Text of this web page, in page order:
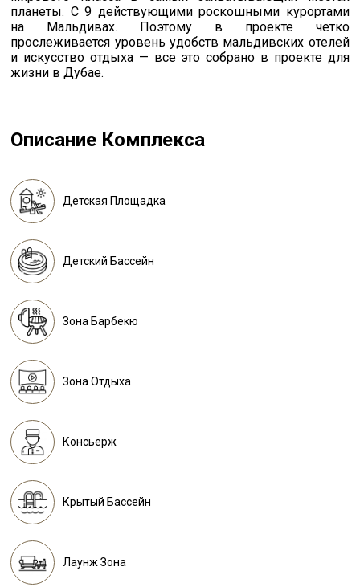
планеты. С 9 действующими роскошными курортами
на Мальдивах. Поэтому в проекте четко
прослеживается уровень удобств мальдивских отелей
и искусство отдыха — все это собрано в проекте для
жизни в Дубае.
Описание Комплекса
Детская Площадка
Детский Бассейн
Зона Барбекю
Зона Отдыха
Консьерж
Крытый Бассейн
Лаунж Зона